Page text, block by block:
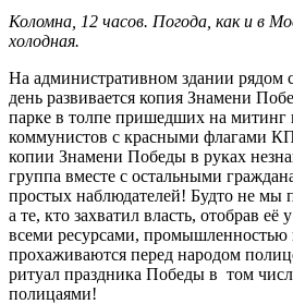
Коломна, 12 часов. Погода, как и в
холодная.
На административном здании рядом
день развивается копия Знамени
парке в толпе пришедших на митинг
коммунистов с красными флагами
копии Знамени Победы в руках
группа вместе с остальными
простых наблюдателей! Будто не мы
а те, кто захватил власть, отобрав её
всеми ресурсами, промышленностью
прохаживаются перед народом
ритуал праздника Победы в том
полицаями!